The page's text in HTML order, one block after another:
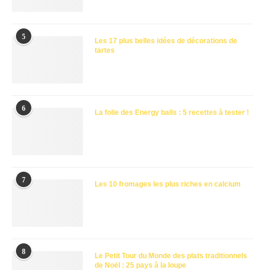
5
Les 17 plus belles idées de décorations de
tartes
6 La folie des Energy balls : 5 recettes à tester !
7 Les 10 fromages les plus riches en calcium
8
Le Petit Tour du Monde des plats traditionnels
de Noël : 25 pays à la loupe